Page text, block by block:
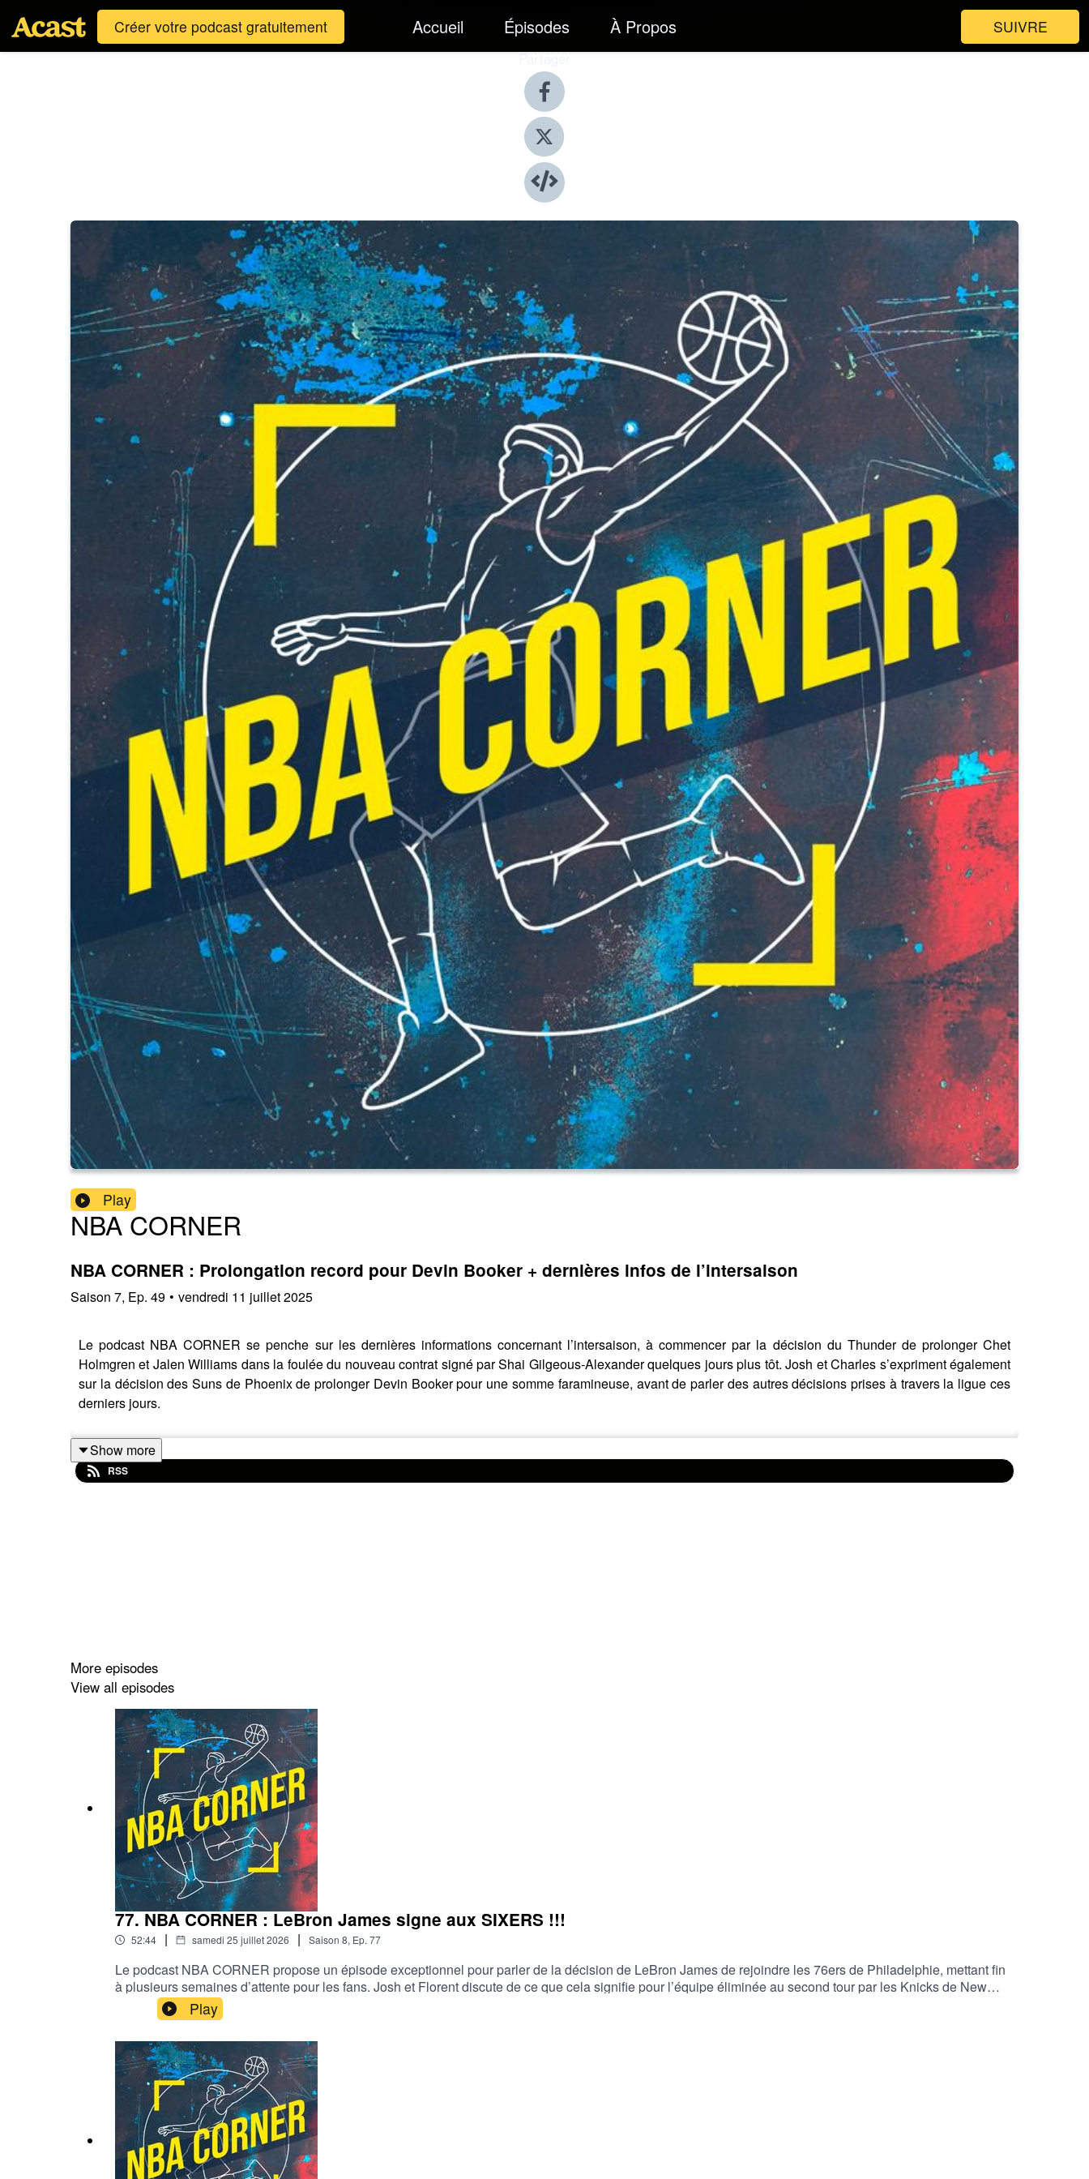
Créer votre podcast gratuitement Accueil Épisodes À Propos SUIVRE
Partager
Play
NBA CORNER
NBA CORNER : Prolongation record pour Devin Booker + dernières infos de l’intersaison
Saison 7, Ep. 49 • vendredi 11 juillet 2025
Le podcast NBA CORNER se penche sur les dernières informations concernant l’intersaison, à commencer par la décision du Thunder de prolonger Chet
Holmgren et Jalen Williams dans la foulée du nouveau contrat signé par Shai Gilgeous-Alexander quelques jours plus tôt. Josh et Charles s’expriment également
sur la décision des Suns de Phoenix de prolonger Devin Booker pour une somme faramineuse, avant de parler des autres décisions prises à travers la ligue ces
derniers jours.
Show more
RSS
More episodes
View all episodes
77. NBA CORNER : LeBron James signe aux SIXERS !!!
52:44 | samedi 25 juillet 2026 | Saison 8, Ep. 77
Le podcast NBA CORNER propose un épisode exceptionnel pour parler de la décision de LeBron James de rejoindre les 76ers de Philadelphie, mettant fin
à plusieurs semaines d’attente pour les fans. Josh et Florent discute de ce que cela signifie pour l’équipe éliminée au second tour par les Knicks de New
York en playoffs en mai dernier, et de ses réelles chances d’aller au bout la saison prochaine.
Play